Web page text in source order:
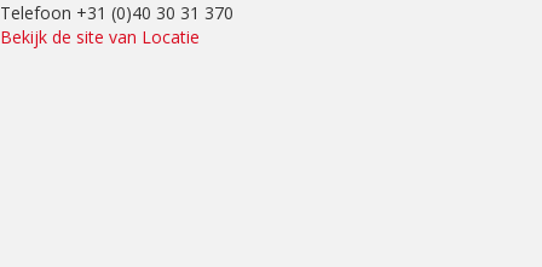
Telefoon +31 (0)40 30 31 370
Bekijk de site van Locatie